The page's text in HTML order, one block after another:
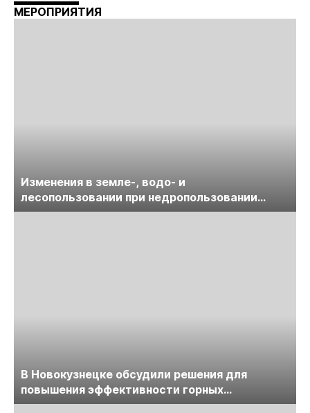
МЕРОПРИЯТИЯ
Изменения в земле-, водо- и
лесопользовании при недропользовании
обсудят на семинаре «ПравоТЭК»
В Новокузнецке обсудили решения для
повышения эффективности горных
предприятий